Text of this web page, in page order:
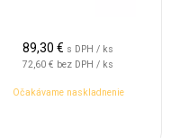
89,30 € s DPH / ks
72,60 € bez DPH / ks
Očakávame naskladnenie